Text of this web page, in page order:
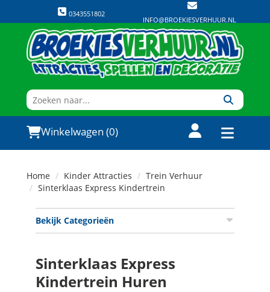
0343551802
INFO@BROEKIESVERHUUR.NL
Winkelwagen (0)
Home Kinder Attracties
Trein Verhuur
Sinterklaas Express Kindertrein
Bekijk Categorieën
Sinterklaas Express
Kindertrein Huren